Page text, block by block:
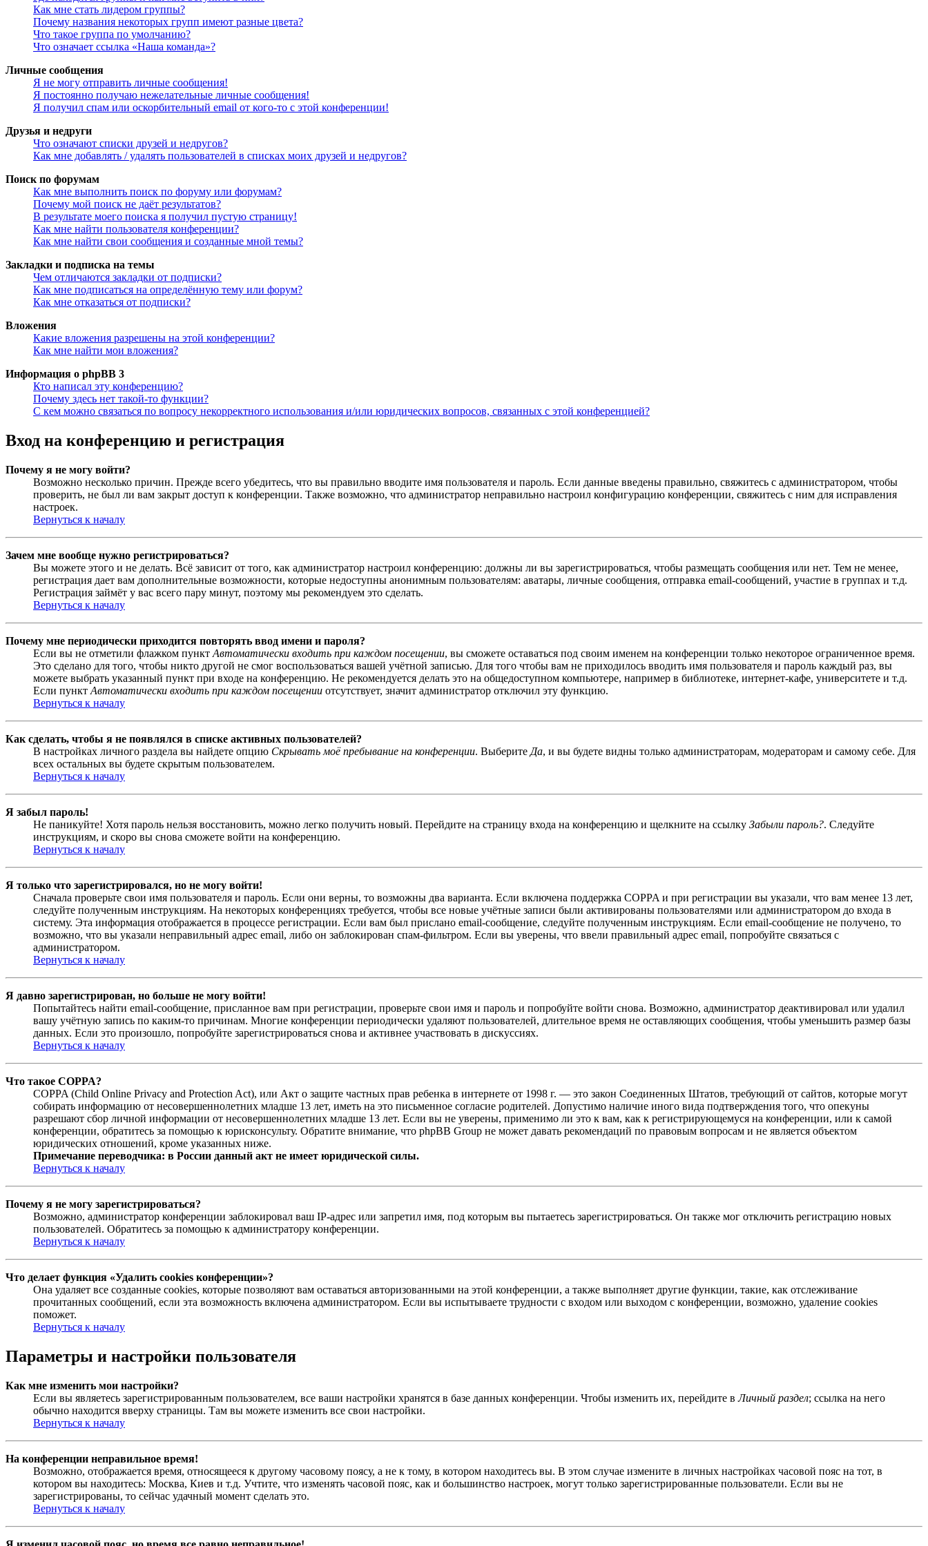
Как мне стать лидером группы?
Почему названия некоторых групп имеют разные цвета?
Что такое группа по умолчанию?
Что означает ссылка «Наша команда»?
Личные сообщения
Я не могу отправить личные сообщения!
Я постоянно получаю нежелательные личные сообщения!
Я получил спам или оскорбительный email от кого-то с этой конференции!
Друзья и недруги
Что означают списки друзей и недругов?
Как мне добавлять / удалять пользователей в списках моих друзей и недругов?
Поиск по форумам
Как мне выполнить поиск по форуму или форумам?
Почему мой поиск не даёт результатов?
В результате моего поиска я получил пустую страницу!
Как мне найти пользователя конференции?
Как мне найти свои сообщения и созданные мной темы?
Закладки и подписка на темы
Чем отличаются закладки от подписки?
Как мне подписаться на определённую тему или форум?
Как мне отказаться от подписки?
Вложения
Какие вложения разрешены на этой конференции?
Как мне найти мои вложения?
Информация о phpBB 3
Кто написал эту конференцию?
Почему здесь нет такой-то функции?
С кем можно связаться по вопросу некорректного использования и/или юридических вопросов, связанных с этой конференцией?
Вход на конференцию и регистрация
Почему я не могу войти?
Возможно несколько причин. Прежде всего убедитесь, что вы правильно вводите имя пользователя и пароль. Если данные введены правильно, свяжитесь с администратором, чтобы
проверить, не был ли вам закрыт доступ к конференции. Также возможно, что администратор неправильно настроил конфигурацию конференции, свяжитесь с ним для исправления
настроек.
Вернуться к началу
Зачем мне вообще нужно регистрироваться?
Вы можете этого и не делать. Всё зависит от того, как администратор настроил конференцию: должны ли вы зарегистрироваться, чтобы размещать сообщения или нет. Тем не менее,
регистрация дает вам дополнительные возможности, которые недоступны анонимным пользователям: аватары, личные сообщения, отправка email-сообщений, участие в группах и т.д.
Регистрация займёт у вас всего пару минут, поэтому мы рекомендуем это сделать.
Вернуться к началу
Почему мне периодически приходится повторять ввод имени и пароля?
Если вы не отметили флажком пункт Автоматически входить при каждом посещении, вы сможете оставаться под своим именем на конференции только некоторое ограниченное время.
Это сделано для того, чтобы никто другой не смог воспользоваться вашей учётной записью. Для того чтобы вам не приходилось вводить имя пользователя и пароль каждый раз, вы
можете выбрать указанный пункт при входе на конференцию. Не рекомендуется делать это на общедоступном компьютере, например в библиотеке, интернет-кафе, университете и т.д.
Если пункт Автоматически входить при каждом посещении отсутствует, значит администратор отключил эту функцию.
Вернуться к началу
Как сделать, чтобы я не появлялся в списке активных пользователей?
В настройках личного раздела вы найдете опцию Скрывать моё пребывание на конференции. Выберите Да, и вы будете видны только администраторам, модераторам и самому себе. Для
всех остальных вы будете скрытым пользователем.
Вернуться к началу
Я забыл пароль!
Не паникуйте! Хотя пароль нельзя восстановить, можно легко получить новый. Перейдите на страницу входа на конференцию и щелкните на ссылку Забыли пароль?. Следуйте
инструкциям, и скоро вы снова сможете войти на конференцию.
Вернуться к началу
Я только что зарегистрировался, но не могу войти!
Сначала проверьте свои имя пользователя и пароль. Если они верны, то возможны два варианта. Если включена поддержка COPPA и при регистрации вы указали, что вам менее 13 лет,
следуйте полученным инструкциям. На некоторых конференциях требуется, чтобы все новые учётные записи были активированы пользователями или администратором до входа в
систему. Эта информация отображается в процессе регистрации. Если вам был прислано email-сообщение, следуйте полученным инструкциям. Если email-сообщение не получено, то
возможно, что вы указали неправильный адрес email, либо он заблокирован спам-фильтром. Если вы уверены, что ввели правильный адрес email, попробуйте связаться с
администратором.
Вернуться к началу
Я давно зарегистрирован, но больше не могу войти!
Попытайтесь найти email-сообщение, присланное вам при регистрации, проверьте свои имя и пароль и попробуйте войти снова. Возможно, администратор деактивировал или удалил
вашу учётную запись по каким-то причинам. Многие конференции периодически удаляют пользователей, длительное время не оставляющих сообщения, чтобы уменьшить размер базы
данных. Если это произошло, попробуйте зарегистрироваться снова и активнее участвовать в дискуссиях.
Вернуться к началу
Что такое COPPA?
COPPA (Child Online Privacy and Protection Act), или Акт о защите частных прав ребенка в интернете от 1998 г. — это закон Соединенных Штатов, требующий от сайтов, которые могут
собирать информацию от несовершеннолетних младше 13 лет, иметь на это письменное согласие родителей. Допустимо наличие иного вида подтверждения того, что опекуны
разрешают сбор личной информации от несовершеннолетних младше 13 лет. Если вы не уверены, применимо ли это к вам, как к регистрирующемуся на конференции, или к самой
конференции, обратитесь за помощью к юрисконсульту. Обратите внимание, что phpBB Group не может давать рекомендаций по правовым вопросам и не является объектом
юридических отношений, кроме указанных ниже.
Примечание переводчика: в России данный акт не имеет юридической силы.
Вернуться к началу
Почему я не могу зарегистрироваться?
Возможно, администратор конференции заблокировал ваш IP-адрес или запретил имя, под которым вы пытаетесь зарегистрироваться. Он также мог отключить регистрацию новых
пользователей. Обратитесь за помощью к администратору конференции.
Вернуться к началу
Что делает функция «Удалить cookies конференции»?
Она удаляет все созданные cookies, которые позволяют вам оставаться авторизованными на этой конференции, а также выполняет другие функции, такие, как отслеживание
прочитанных сообщений, если эта возможность включена администратором. Если вы испытываете трудности с входом или выходом с конференции, возможно, удаление cookies
поможет.
Вернуться к началу
Параметры и настройки пользователя
Как мне изменить мои настройки?
Если вы являетесь зарегистрированным пользователем, все ваши настройки хранятся в базе данных конференции. Чтобы изменить их, перейдите вЛичный раздел; ссылка на него
обычно находится вверху страницы. Там вы можете изменить все свои настройки.
Вернуться к началу
На конференции неправильное время!
Возможно, отображается время, относящееся к другому часовому поясу, а не к тому, в котором находитесь вы. В этом случае измените в личных настройках часовой пояс на тот, в
котором вы находитесь: Москва, Киев и т.д. Учтите, что изменять часовой пояс, как и большинство настроек, могут только зарегистрированные пользователи. Если вы не
зарегистрированы, то сейчас удачный момент сделать это.
Вернуться к началу